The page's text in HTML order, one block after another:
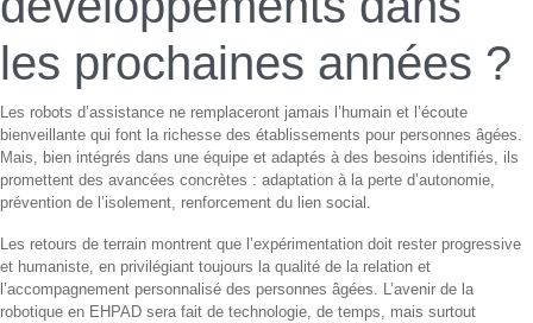
les prochaines années ?
Les robots d’assistance ne remplaceront jamais l’humain et l’écoute
bienveillante qui font la richesse des établissements pour personnes âgées.
Mais, bien intégrés dans une équipe et adaptés à des besoins identifiés, ils
promettent des avancées concrètes : adaptation à la perte d’autonomie,
prévention de l’isolement, renforcement du lien social.
Les retours de terrain montrent que l’expérimentation doit rester progressive
et humaniste, en privilégiant toujours la qualité de la relation et
l’accompagnement personnalisé des personnes âgées. L’avenir de la
robotique en EHPAD sera fait de technologie, de temps, mais surtout